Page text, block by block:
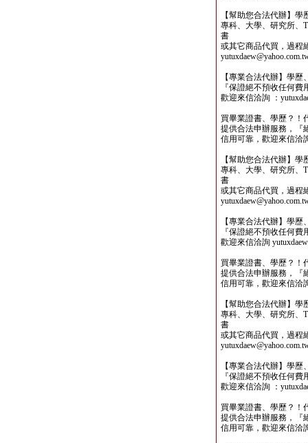
【幫助您合法代辦】
專科、大學、研究所、
書
或其它商品代買，過程
【專業合法代辦】學
『保證絕不預收任何
歡迎來信洽詢 ：
買畢業證書、學歷？！
提供合法申辦服務，『
信用可靠，歡迎來信洽
【幫助您合法代辦】
專科、大學、研究所、
書
或其它商品代買，過程
【專業合法代辦】學
『保證絕不預收任何
歡迎來信洽詢
買畢業證書、學歷？！
提供合法申辦服務，『
信用可靠，歡迎來信洽
【幫助您合法代辦】
專科、大學、研究所、
書
或其它商品代買，過程
【專業合法代辦】學
『保證絕不預收任何
歡迎來信洽詢 ：
買畢業證書、學歷？！
提供合法申辦服務，『
信用可靠，歡迎來信洽